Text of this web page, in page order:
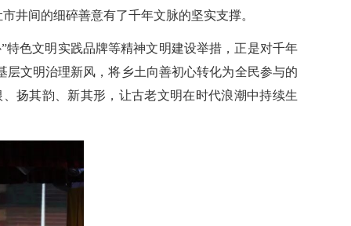
井间的细碎善意有了千年文脉的坚实支撑。
色文明实践品牌等精神文明建设举措，正是对千年
文明治理新风，将乡土向善初心转化为全民参与的
扬其韵、新其形，让古老文明在时代浪潮中持续生